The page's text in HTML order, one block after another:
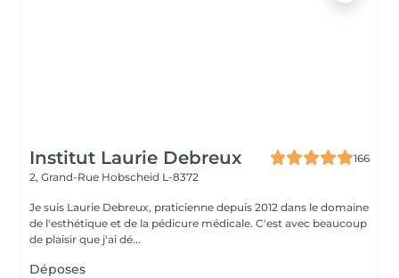
Institut Laurie Debreux
166
2, Grand-Rue Hobscheid L-8372
Je suis Laurie Debreux, praticienne depuis 2012 dans le domaine
de l'esthétique et de la pédicure médicale. C'est avec beaucoup
de plaisir que j'ai dé...
Déposes